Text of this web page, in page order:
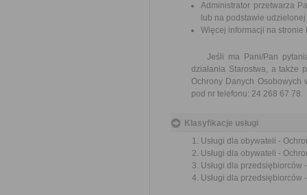
Administrator przetwarza
lub na podstawie udzielonej
Więcej informacji na stronie
Jeśli ma Pani/Pan pytania
działania Starostwa, a także
Ochrony Danych Osobowych
pod nr telefonu: 24 268 67 78.
Klasyfikacje usługi
Usługi dla obywateli -
Usługi dla obywateli -
Usługi dla przedsiębiorców
Usługi dla przedsiębiorców